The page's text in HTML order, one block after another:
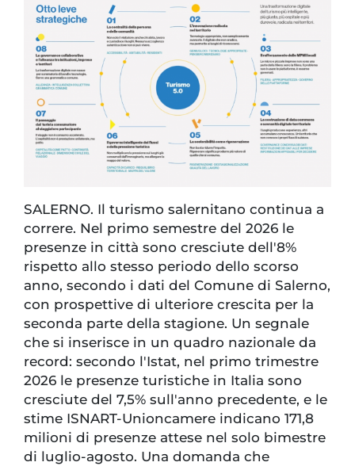
SALERNO. Il turismo salernitano continua a
correre. Nel primo semestre del 2026 le
presenze in città sono cresciute dell'8%
rispetto allo stesso periodo dello scorso
anno, secondo i dati del Comune di Salerno,
con prospettive di ulteriore crescita per la
seconda parte della stagione. Un segnale
che si inserisce in un quadro nazionale da
record: secondo l'Istat, nel primo trimestre
2026 le presenze turistiche in Italia sono
cresciute del 7,5% sull'anno precedente, e le
stime ISNART-Unioncamere indicano 171,8
milioni di presenze attese nel solo bimestre
di luglio-agosto. Una domanda che